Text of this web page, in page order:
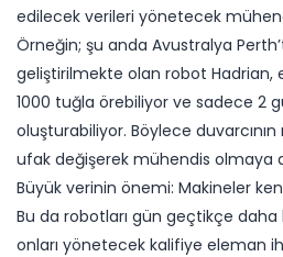
edilecek verileri yönetecek
Örneğin; şu anda Avustralya
geliştirilmekte olan robot Hadrian,
1000 tuğla örebiliyor ve sadece 2
oluşturabiliyor. Böylece duvarcının
ufak değişerek mühendis olmaya
Büyük verinin önemi: Makineler
Bu da robotları gün geçtikçe
onları yönetecek kalifiye eleman